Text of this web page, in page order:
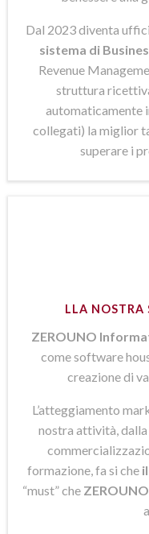
Dal 2023 diventa
sistema di
Revenue
struttura
automaticamente
collegati) la miglior
superare i
LLA NOSTRA
ZEROUNO
come software
creazione di
L’atteggiamento
nostra attività,
formazione, fa si che
“must” che